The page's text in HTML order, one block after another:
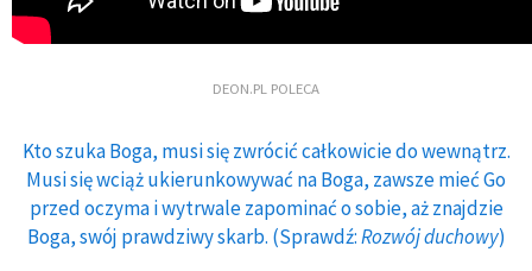
DEON.PL POLECA
Kto szuka Boga, musi się zwrócić całkowicie do wewnątrz.
Musi się wciąż ukierunkowywać na Boga, zawsze mieć Go
przed oczyma i wytrwale zapominać o sobie, aż znajdzie
Boga, swój prawdziwy skarb. (Sprawdź:Rozwój duchowy)